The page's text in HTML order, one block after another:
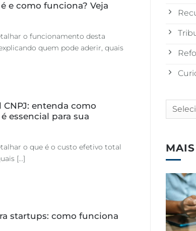
e como funciona? Veja
o funcionamento desta
quem pode aderir, quais
CNPJ: entenda como
essencial para sua
o que é o custo efetivo total
[...]
startups: como funciona
Arquivos